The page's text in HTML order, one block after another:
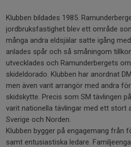
Klubben bildades 1985.
jordbruksfastighet blev ett område
många andra eldsjälar satte igång
anlades spår och så småningom
utvecklades och Ramunderbergets
skideldorado. Klubben har anordnat
men även varit arrangör med andra
skidskytte. Precis som SM tävlingen
varit nationella tävlingar med ett stort
Sverige och Norden.
Klubben bygger på engagemang från
samt entusiastiska ledare.